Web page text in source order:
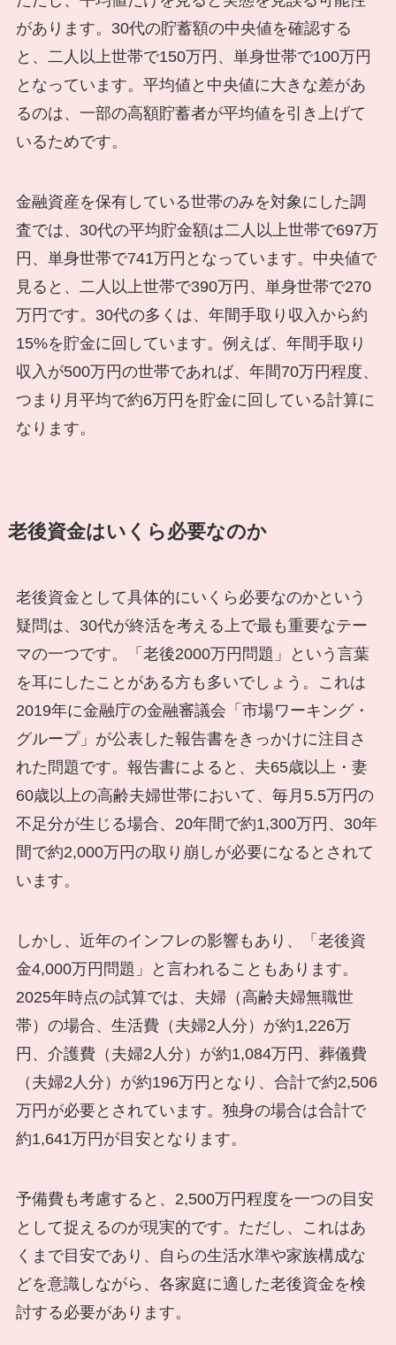
があります。30代の貯蓄額の中央値を確認する
と、二人以上世帯で150万円、単身世帯で100万円
となっています。平均値と中央値に大きな差があ
るのは、一部の高額貯蓄者が平均値を引き上げて
いるためです。
金融資産を保有している世帯のみを対象にした調
査では、30代の平均貯金額は二人以上世帯で697万
円、単身世帯で741万円となっています。中央値で
見ると、二人以上世帯で390万円、単身世帯で270
万円です。30代の多くは、年間手取り収入から約
15%を貯金に回しています。例えば、年間手取り
収入が500万円の世帯であれば、年間70万円程度、
つまり月平均で約6万円を貯金に回している計算に
なります。
老後資金はいくら必要なのか
老後資金として具体的にいくら必要なのかという
疑問は、30代が終活を考える上で最も重要なテー
マの一つです。「老後2000万円問題」という言葉
を耳にしたことがある方も多いでしょう。これは
2019年に金融庁の金融審議会「市場ワーキング・
グループ」が公表した報告書をきっかけに注目さ
れた問題です。報告書によると、夫65歳以上・妻
60歳以上の高齢夫婦世帯において、毎月5.5万円の
不足分が生じる場合、20年間で約1,300万円、30年
間で約2,000万円の取り崩しが必要になるとされて
います。
しかし、近年のインフレの影響もあり、「老後資
金4,000万円問題」と言われることもあります。
2025年時点の試算では、夫婦（高齢夫婦無職世
帯）の場合、生活費（夫婦2人分）が約1,226万
円、介護費（夫婦2人分）が約1,084万円、葬儀費
（夫婦2人分）が約196万円となり、合計で約2,506
万円が必要とされています。独身の場合は合計で
約1,641万円が目安となります。
予備費も考慮すると、2,500万円程度を一つの目安
として捉えるのが現実的です。ただし、これはあ
くまで目安であり、自らの生活水準や家族構成な
どを意識しながら、各家庭に適した老後資金を検
討する必要があります。